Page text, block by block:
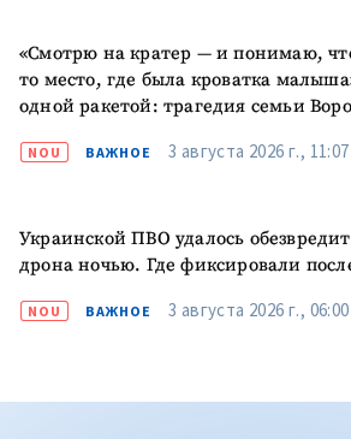
«Смотрю на кратер — и понимаю,
то место, где была кроватка
одной ракетой: трагедия семьи
NOU ВАЖНОЕ 3 августа 2026 г., 11:07
Украинской ПВО удалось
дрона ночью. Где фиксировали
NOU ВАЖНОЕ 3 августа 2026 г., 06:00